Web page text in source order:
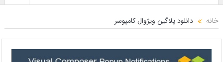
خانه دانلود پلاگین ویژوال کامپوسر